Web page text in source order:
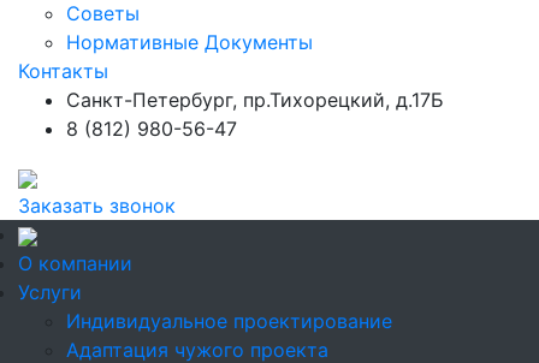
Советы
Нормативные Документы
Контакты
Санкт-Петербург, пр.Тихорецкий, д.17Б
8 (812) 980-56-47
Заказать звонок
О компании
Услуги
Индивидуальное проектирование
Адаптация чужого проекта